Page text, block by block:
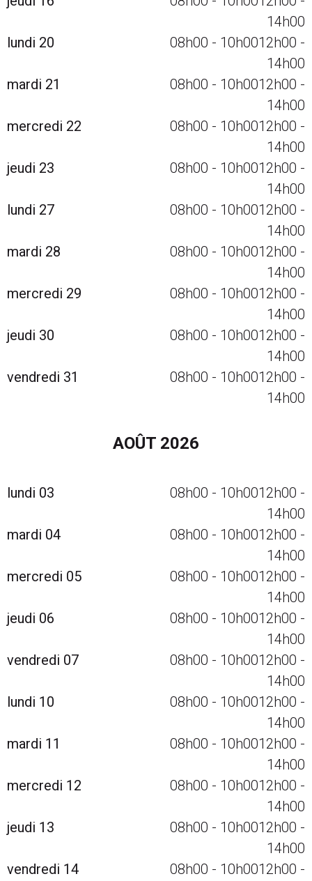
14h00
lundi 20
08h00 - 10h0012h00 -
14h00
mardi 21
08h00 - 10h0012h00 -
14h00
mercredi 22
08h00 - 10h0012h00 -
14h00
jeudi 23
08h00 - 10h0012h00 -
14h00
lundi 27
08h00 - 10h0012h00 -
14h00
mardi 28
08h00 - 10h0012h00 -
14h00
mercredi 29
08h00 - 10h0012h00 -
14h00
jeudi 30
08h00 - 10h0012h00 -
14h00
vendredi 31
08h00 - 10h0012h00 -
14h00
AOÛT 2026
lundi 03 08h00 - 10h0012h00 -
14h00
mardi 04
08h00 - 10h0012h00 -
14h00
mercredi 05
08h00 - 10h0012h00 -
14h00
jeudi 06
08h00 - 10h0012h00 -
14h00
vendredi 07
08h00 - 10h0012h00 -
14h00
lundi 10
08h00 - 10h0012h00 -
14h00
mardi 11
08h00 - 10h0012h00 -
14h00
mercredi 12
08h00 - 10h0012h00 -
14h00
jeudi 13
08h00 - 10h0012h00 -
14h00
vendredi 14
08h00 - 10h0012h00 -